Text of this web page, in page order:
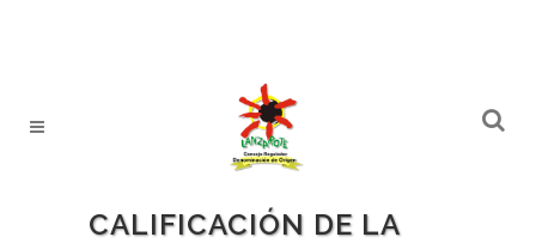
CALIFICACIÓN DE LA